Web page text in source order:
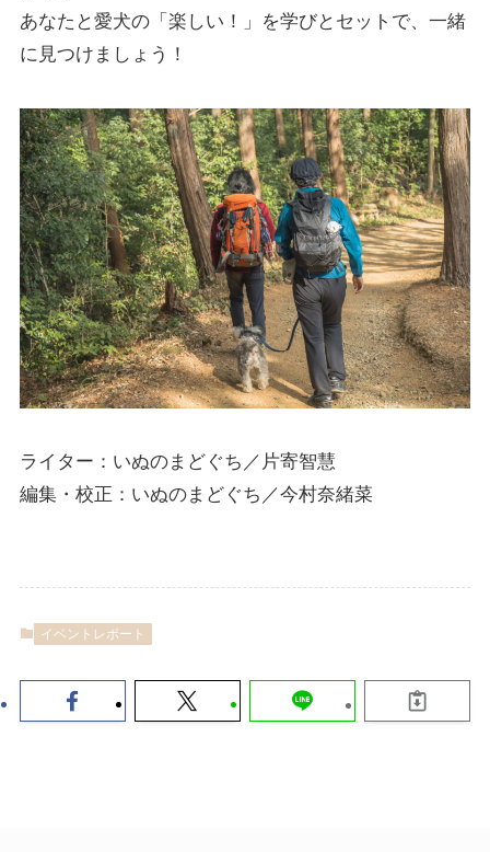
あなたと愛犬の「楽しい！」を学びとセットで、一緒
に見つけましょう！
ライター：いぬのまどぐち／片寄智慧
編集・校正：いぬのまどぐち／今村奈緒菜
イベントレポート